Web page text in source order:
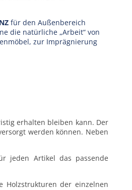
für den Außenbereich
die natürliche „Arbeit“ von
zur Imprägnierung
erhalten bleiben kann. Der
werden können. Neben
jeden Artikel das passende
Holzstrukturen der einzelnen